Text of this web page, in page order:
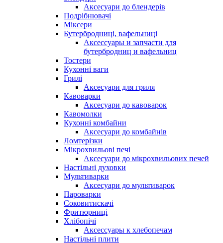
Аксесуари до блендерів
Подрібнювачі
Міксери
Бутербродниці, вафельниці
Аксессуары и запчасти для
бутербродниц и вафельниц
Тостери
Кухонні ваги
Грилі
Аксесуари для гриля
Кавоварки
Аксесуари до кавоварок
Кавомолки
Кухонні комбайни
Аксесуари до комбайнів
Ломтерізки
Мікрохвильові печі
Аксесуари до мікрохвильових печей
Настільні духовки
Мультиварки
Аксесуари до мультиварок
Пароварки
Соковитискачі
Фритюрниці
Хлібопічі
Аксессуары к хлебопечам
Настільні плити